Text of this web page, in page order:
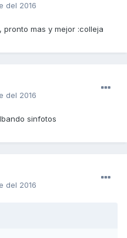
del 2016
pronto mas y mejor :colleja
del 2016
sinfotos
del 2016